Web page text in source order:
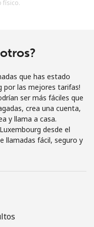
estoy de acuerdo con
→
físico.
que has estado
por las mejores tarifas!
ser más fáciles que
crea una cuenta,
y llama a casa.
desde el
llamadas fácil, seguro y